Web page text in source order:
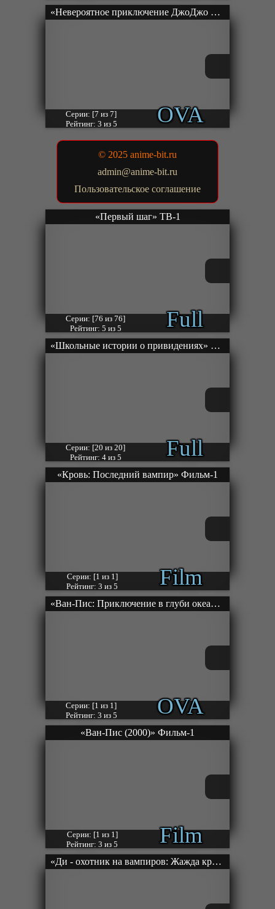
Серии: [7 из 7]
Рейтинг: 3 из 5
OVA
«Невероятное приключение ДжоДжо OVA (2000)» ОВА-2
© 2025 anime-bit.ru
admin@anime-bit.ru
Пользовательское соглашение
Серии: [76 из 76]
Рейтинг: 5 из 5
Full
«Первый шаг» ТВ-1
Серии: [20 из 20]
Рейтинг: 4 из 5
Full
«Школьные истории о привидениях» ТВ-1
Серии: [1 из 1]
Рейтинг: 3 из 5
Film
«Кровь: Последний вампир» Фильм-1
Серии: [1 из 1]
Рейтинг: 3 из 5
OVA
«Ван-Пис: Приключение в глуби океана» ОВА-1
Серии: [1 из 1]
Рейтинг: 3 из 5
Film
«Ван-Пис (2000)» Фильм-1
«Ди - охотник на вампиров: Жажда крови» Фильм-1